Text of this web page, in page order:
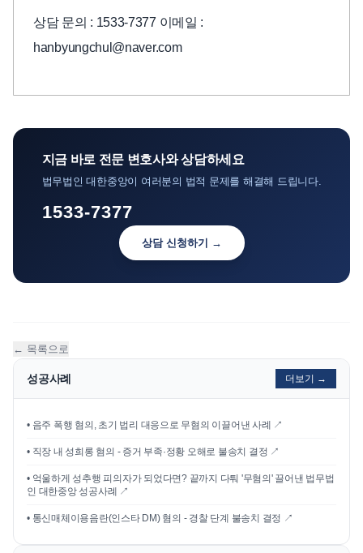
상담 문의 : 1533-7377 이메일 :
hanbyungchul@naver.com
지금 바로 전문 변호사와 상담하세요
법무법인 대한중앙이 여러분의 법적 문제를 해결해 드립니다.
1533-7377
상담 신청하기 →
← 목록으로
성공사례 더보기 →
• 음주 폭행 혐의, 초기 법리 대응으로 무혐의 이끌어낸 사례 ↗
• 직장 내 성희롱 혐의 - 증거 부족·정황 오해로 불송치 결정 ↗
• 억울하게 성추행 피의자가 되었다면? 끝까지 다퉈 '무혐의' 끌어낸 법무법
인 대한중앙 성공사례 ↗
• 통신매체이용음란(인스타 DM) 혐의 - 경찰 단계 불송치 결정 ↗